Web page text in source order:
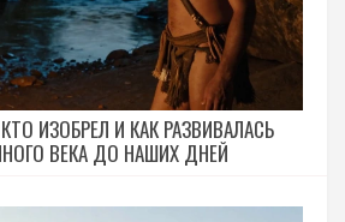
ИЗОБРЕЛ И КАК РАЗВИВАЛАСЬ
ВЕКА ДО НАШИХ ДНЕЙ